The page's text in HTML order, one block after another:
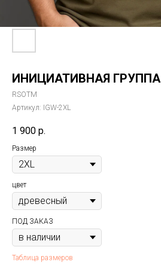
ИНИЦИАТИВНАЯ ГРУППА
RSOTM
Артикул: IGW-2XL
1 900 р.
Размер
цвет
ПОД ЗАКАЗ
Таблица размеров